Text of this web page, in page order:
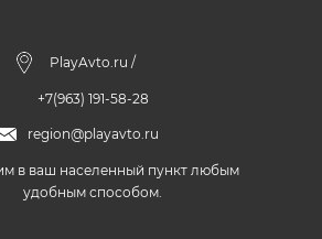
PlayAvto.ru /
+7(963) 191-58-28
region@playavto.ru
в ваш населенный пункт любым
удобным способом.